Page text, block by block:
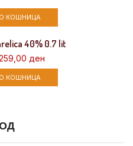
КОШНИЦА
40% 0.7 lit
ден
КОШНИЦА